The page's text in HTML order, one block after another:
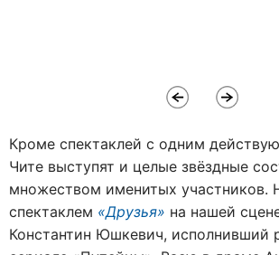
Кроме спектаклей с одним
Чите выступят и целые звёздные
множеством именитых участников.
спектаклем «Друзья» на нашей
Константин Юшкевич, исполнивший